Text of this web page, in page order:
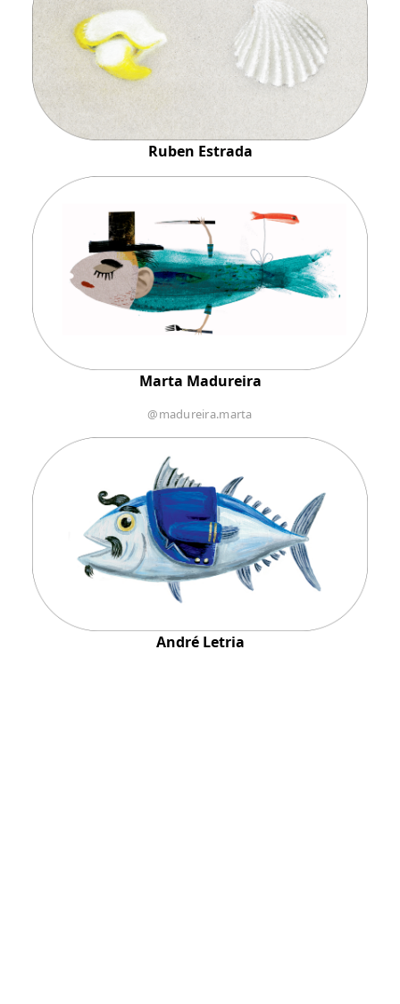
Ruben Estrada
Marta Madureira
@madureira.marta
André Letria